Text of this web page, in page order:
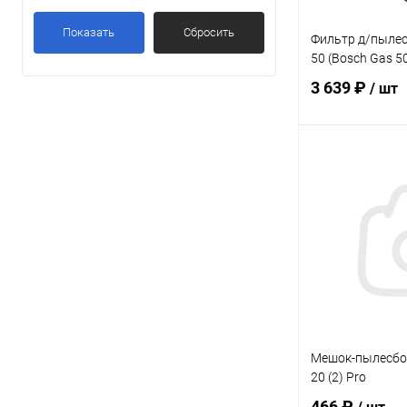
Показать Сбросить
Фильтр д/
50 (Bosch Gas
3 639 ₽ / шт
Мешок-
20 (2) Pro